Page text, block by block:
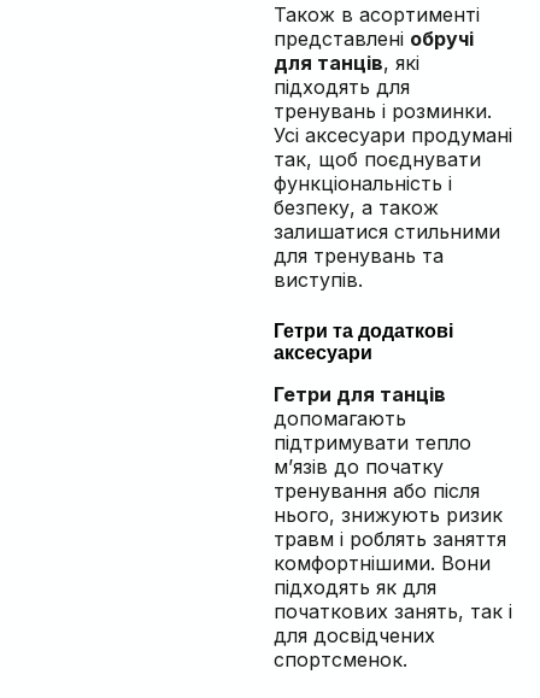
Також в асортименті
представлені обручі
для танців, які
підходять для
тренувань і розминки.
Усі аксесуари продумані
так, щоб поєднувати
функціональність і
безпеку, а також
залишатися стильними
для тренувань та
виступів.
Гетри та додаткові
аксесуари
Гетри для танців
допомагають
підтримувати тепло
м’язів до початку
тренування або після
нього, знижують ризик
травм і роблять заняття
комфортнішими. Вони
підходять як для
початкових занять, так і
для досвідчених
спортсменок.